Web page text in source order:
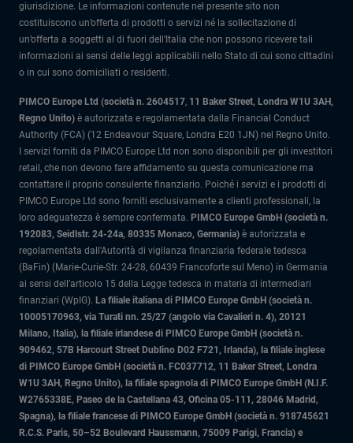
giurisdizione. Le informazioni contenute nel presente sito non
costituiscono un’offerta di prodotti o servizi né la sollecitazione di
un’offerta a soggetti al di fuori dell’Italia che non possono ricevere tali
informazioni ai sensi delle leggi applicabili nello Stato di cui sono cittadini
o in cui sono domiciliati o residenti.
PIMCO Europe Ltd (società n. 2604517, 11 Baker Street, Londra W1U 3AH,
Regno Unito) è autorizzata e regolamentata dalla Financial Conduct
Authority (FCA) (12 Endeavour Square, Londra E20 1JN) nel Regno Unito.
I servizi forniti da PIMCO Europe Ltd non sono disponibili per gli investitori
retail, che non devono fare affidamento su questa comunicazione ma
contattare il proprio consulente finanziario. Poiché i servizi e i prodotti di
PIMCO Europe Ltd sono forniti esclusivamente a clienti professionali, la
loro adeguatezza è sempre confermata. PIMCO Europe GmbH (società n.
192083, Seidlstr. 24-24a, 80335 Monaco, Germania) è autorizzata e
regolamentata dall'Autorità di vigilanza finanziaria federale tedesca
(BaFin) (Marie-Curie-Str. 24-28, 60439 Francoforte sul Meno) in Germania
ai sensi dell’articolo 15 della Legge tedesca in materia di intermediari
finanziari (WpIG). La filiale italiana di PIMCO Europe GmbH (società n.
10005170963, via Turati nn. 25/27 (angolo via Cavalieri n. 4), 20121
Milano, Italia), la filiale irlandese di PIMCO Europe GmbH (società n.
909462, 57B Harcourt Street Dublino D02 F721, Irlanda), la filiale inglese
di PIMCO Europe GmbH (società n. FC037712, 11 Baker Street, Londra
W1U 3AH, Regno Unito), la filiale spagnola di PIMCO Europe GmbH (N.I.F.
W2765338E, Paseo de la Castellana 43, Oficina 05-111, 28046 Madrid,
Spagna), la filiale francese di PIMCO Europe GmbH (società n. 918745621
R.C.S. Paris, 50–52 Boulevard Haussmann, 75009 Parigi, Francia) e